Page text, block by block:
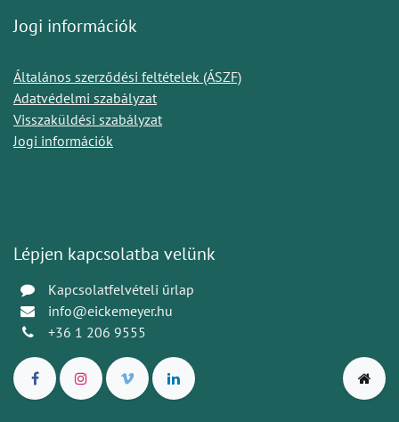
Jogi információk
Általános szerződési feltételek (ÁSZF)
Adatvédelmi szabályzat
Visszaküldési szabályzat
Jogi információk
Lépjen kapcsolatba velünk
Kapcsolatfelvételi űrlap
info@eickemeyer.hu
+36 1 206 9555